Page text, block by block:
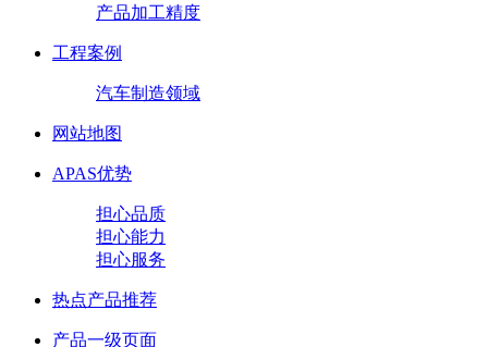
产品加工精度
工程案例
汽车制造领域
网站地图
APAS优势
担心品质
担心能力
担心服务
热点产品推荐
产品一级页面